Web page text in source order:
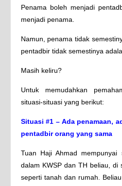
Penama boleh menjadi
menjadi penama.
Namun, penama tidak
pentadbir tidak semestinya
Masih keliru?
Untuk memudahkan
situasi-situasi yang berikut:
Situasi #1 – Ada penamaan,
pentadbir orang yang sama
Tuan Haji Ahmad mempunyai
dalam KWSP dan TH beliau, di
seperti tanah dan rumah.